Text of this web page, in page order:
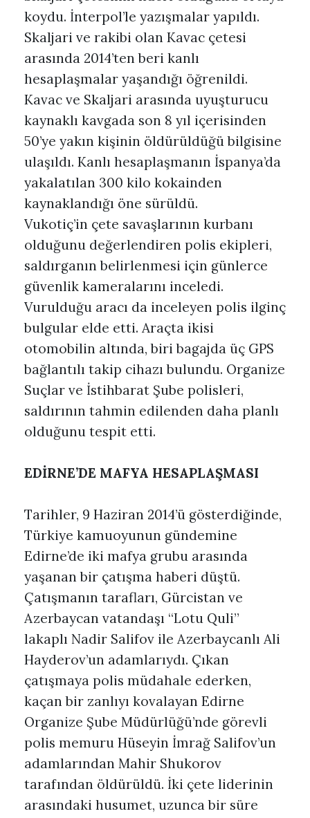
koydu. İnterpol’le yazışmalar yapıldı.
Skaljari ve rakibi olan Kavac çetesi
arasında 2014’ten beri kanlı
hesaplaşmalar yaşandığı öğrenildi.
Kavac ve Skaljari arasında uyuşturucu
kaynaklı kavgada son 8 yıl içerisinden
50’ye yakın kişinin öldürüldüğü bilgisine
ulaşıldı. Kanlı hesaplaşmanın İspanya’da
yakalatılan 300 kilo kokainden
kaynaklandığı öne sürüldü.
Vukotiç’in çete savaşlarının kurbanı
olduğunu değerlendiren polis ekipleri,
saldırganın belirlenmesi için günlerce
güvenlik kameralarını inceledi.
Vurulduğu aracı da inceleyen polis ilginç
bulgular elde etti. Araçta ikisi
otomobilin altında, biri bagajda üç GPS
bağlantılı takip cihazı bulundu. Organize
Suçlar ve İstihbarat Şube polisleri,
saldırının tahmin edilenden daha planlı
olduğunu tespit etti.
EDİRNE’DE MAFYA HESAPLAŞMASI
Tarihler, 9 Haziran 2014’ü gösterdiğinde,
Türkiye kamuoyunun gündemine
Edirne’de iki mafya grubu arasında
yaşanan bir çatışma haberi düştü.
Çatışmanın tarafları, Gürcistan ve
Azerbaycan vatandaşı “Lotu Quli”
lakaplı Nadir Salifov ile Azerbaycanlı Ali
Hayderov’un adamlarıydı. Çıkan
çatışmaya polis müdahale ederken,
kaçan bir zanlıyı kovalayan Edirne
Organize Şube Müdürlüğü’nde görevli
polis memuru Hüseyin İmrağ Salifov’un
adamlarından Mahir Shukorov
tarafından öldürüldü. İki çete liderinin
arasındaki husumet, uzunca bir süre